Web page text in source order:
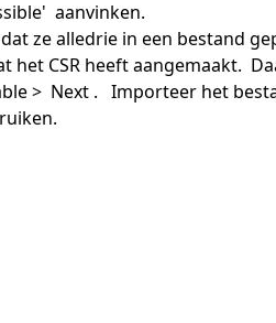
aanvinken.
ze alledrie in een bestand
het CSR heeft aangemaakt.
> Next . Importeer het